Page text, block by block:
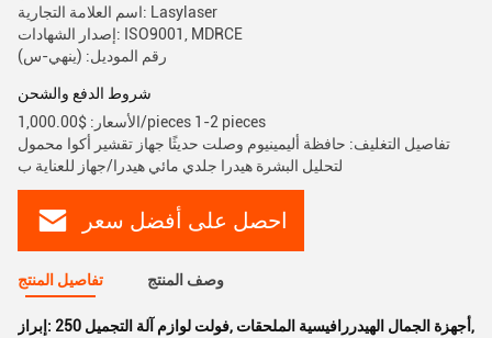
اسم العلامة التجارية: Lasylaser
إصدار الشهادات: ISO9001, MDRCE
رقم الموديل: (ينهي-س)
شروط الدفع والشحن
الأسعار: $1,000.00/pieces 1-2 pieces
تفاصيل التغليف: حافظة أليمينيوم وصلت حديثًا جهاز تقشير أكوا محمول
لتحليل البشرة هيدرا جلدي مائي هيدرا/جهاز للعناية ب
احصل على أفضل سعر
تفاصيل المنتج وصف المنتج
إبراز: 250 فولت لوازم آلة التجميل, أجهزة الجمال الهيدررافيسية الملحقات ,